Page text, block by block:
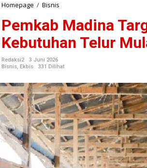
Homepage / Bisnis
m
a
b
a
i
n
a
T
a
r
g
e
t
k
Pemkab Madina
Kebutuhan Telur
Redaksi2
3 Juni 2026
Bisnis, Ekbis 331 Dilihat